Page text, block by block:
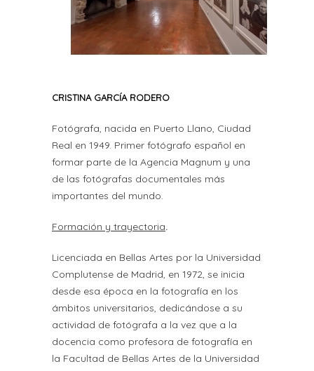
CRISTINA GARCÍA RODERO
Fotógrafa, nacida en Puerto Llano, Ciudad
Real en 1949. Primer fotógrafo español en
formar parte de la Agencia Magnum y una
de las fotógrafas documentales más
importantes del mundo.
Formación y trayectoria.
Licenciada en Bellas Artes por la Universidad
Complutense de Madrid, en 1972, se inicia
desde esa época en la fotografía en los
ámbitos universitarios, dedicándose a su
actividad de fotógrafa a la vez que a la
docencia como profesora de fotografía en
la Facultad de Bellas Artes de la Universidad